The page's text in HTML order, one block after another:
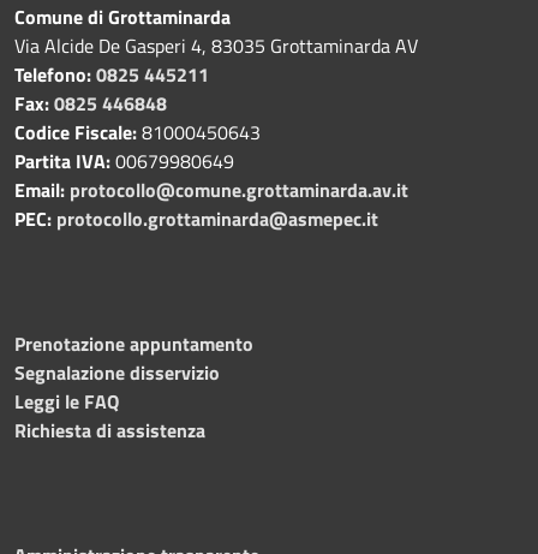
Comune di Grottaminarda
Via Alcide De Gasperi 4, 83035 Grottaminarda AV
Telefono:0825 445211
Fax:0825 446848
Codice Fiscale:81000450643
Partita IVA:00679980649
Email: protocollo@comune.grottaminarda.av.it
PEC: protocollo.grottaminarda@asmepec.it
Prenotazione appuntamento
Segnalazione disservizio
Leggi le FAQ
Richiesta di assistenza